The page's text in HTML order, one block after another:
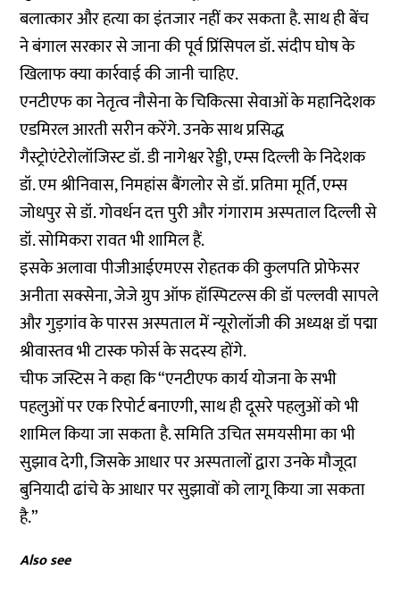
बलात्कार और हत्या का इंतजार नहीं कर सकता है. साथ ही बेंच
ने बंगाल सरकार से जाना की पूर्व प्रिंसिपल डॉ. संदीप घोष के
खिलाफ क्या कार्रवाई की जानी चाहिए.
एनटीएफ का नेतृत्व नौसेना के चिकित्सा सेवाओं के महानिदेशक
एडमिरल आरती सरीन करेंगे. उनके साथ प्रसिद्ध
गैस्ट्रोएंटेरोलॉजिस्ट डॉ. डी नागेश्वर रेड्डी, एम्स दिल्ली के निदेशक
डॉ. एम श्रीनिवास, निमहांस बैंगलोर से डॉ. प्रतिमा मूर्ति, एम्स
जोधपुर से डॉ. गोवर्धन दत्त पुरी और गंगाराम अस्पताल दिल्ली से
डॉ. सोमिकरा रावत भी शामिल हैं.
इसके अलावा पीजीआईएमएस रोहतक की कुलपति प्रोफेसर
अनीता सक्सेना, जेजे ग्रुप ऑफ हॉस्पिटल्स की डॉ पल्लवी सापले
और गुड़गांव के पारस अस्पताल में न्यूरोलॉजी की अध्यक्ष डॉ पद्मा
श्रीवास्तव भी टास्क फोर्स के सदस्य होंगे.
चीफ जस्टिस ने कहा कि “एनटीएफ कार्य योजना के सभी
पहलुओं पर एक रिपोर्ट बनाएगी, साथ ही दूसरे पहलुओं को भी
शामिल किया जा सकता है. समिति उचित समयसीमा का भी
सुझाव देगी, जिसके आधार पर अस्पतालों द्वारा उनके मौजूदा
बुनियादी ढांचे के आधार पर सुझावों को लागू किया जा सकता
है.”
Also see